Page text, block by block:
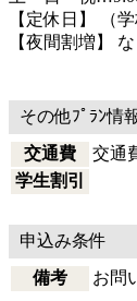
【定休日】 （
【夜間割増】
その他ﾌﾟﾗﾝ情
交通費
交通
学生割引
申込み条件
備考
お問